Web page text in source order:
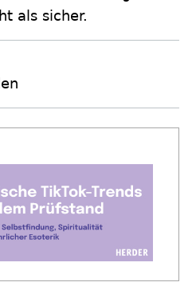
als sicher.